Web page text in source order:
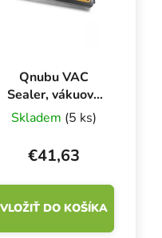
Qnubu VAC
Sealer, vákuový
žíhač
Skladem (5 ks)
€41,63
VLOŽIŤ DO KOŠÍKA